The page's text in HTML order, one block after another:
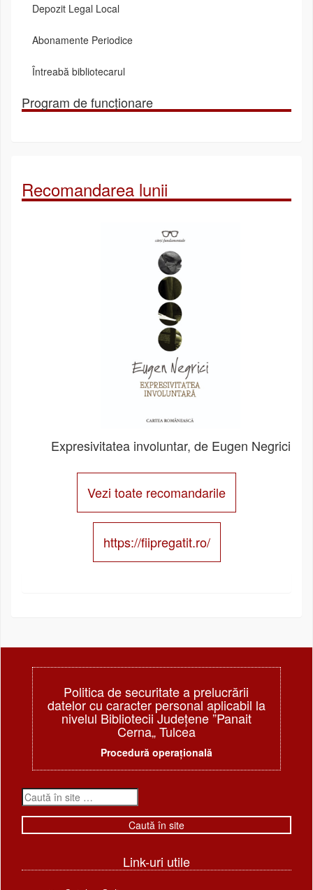
Depozit Legal Local
Abonamente Periodice
Întreabă bibliotecarul
Program de funcționare
Recomandarea lunii
Expresivitatea involuntar, de Eugen Negrici
Vezi toate recomandarile
https://fiipregatit.ro/
Politica de securitate a prelucrării
datelor cu caracter personal aplicabil la
nivelul Bibliotecii Judeţene ”Panait
Cerna„ Tulcea
Procedură operațională
Link-uri utile